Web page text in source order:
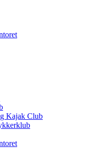
Kajak Club